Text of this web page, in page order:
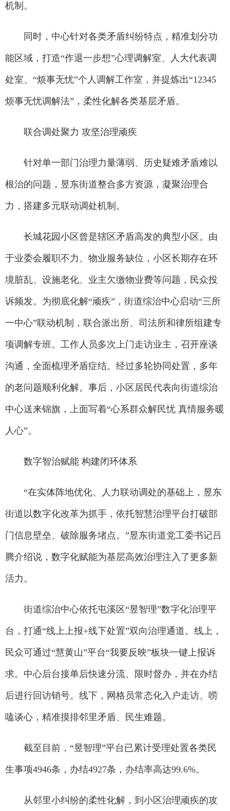
机制。
同时，中心针对各类矛盾纠纷特点，精准划分功
能区域，打造“作退一步想”心理调解室、人大代表调
处室、“烦事无忧”个人调解工作室，并提炼出“12345
烦事无忧调解法”，柔性化解各类基层矛盾。
联合调处聚力 攻坚治理顽疾
针对单一部门治理力量薄弱、历史疑难矛盾难以
根治的问题，昱东街道整合多方资源，凝聚治理合
力，搭建多元联动调处机制。
长城花园小区曾是辖区矛盾高发的典型小区。由
于业委会履职不力、物业服务缺位，小区长期存在环
境脏乱、设施老化、业主欠缴物业费等问题，民众投
诉频发。为彻底化解“顽疾”，街道综治中心启动“三所
一中心”联动机制，联合派出所、司法所和律所组建专
项调解专班。工作人员多次上门走访业主，召开座谈
沟通，全面梳理矛盾症结。经过多轮协同处置，多年
的老问题顺利化解。事后，小区居民代表向街道综治
中心送来锦旗，上面写着“心系群众解民忧 真情服务暖
人心”。
数字智治赋能 构建闭环体系
“在实体阵地优化、人力联动调处的基础上，昱东
街道以数字化改革为抓手，依托智慧治理平台打破部
门信息壁垒、破除服务堵点。”昱东街道党工委书记吕
腾介绍说，数字化赋能为基层高效治理注入了更多新
活力。
街道综治中心依托屯溪区“昱智理”数字化治理平
台，打通“线上上报+线下处置”双向治理通道。线上，
民众可通过“慧黄山”平台“我要反映”板块一键上报诉
求。中心后台接单后快速分流、限时督办，并在办结
后进行回访销号。线下，网格员常态化入户走访、唠
嗑谈心，精准摸排邻里矛盾、民生难题。
截至目前，“昱智理”平台已累计受理处置各类民
生事项4946条，办结4927条，办结率高达99.6%。
从邻里小纠纷的柔性化解，到小区治理顽疾的攻